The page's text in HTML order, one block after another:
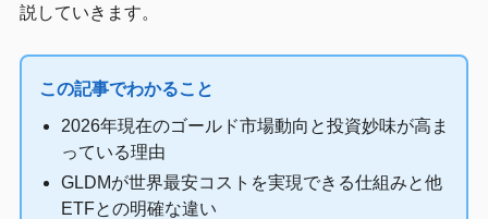
説していきます。
この記事でわかること
2026年現在のゴールド市場動向と投資妙味が高ま
っている理由
GLDMが世界最安コストを実現できる仕組みと他
ETFとの明確な違い